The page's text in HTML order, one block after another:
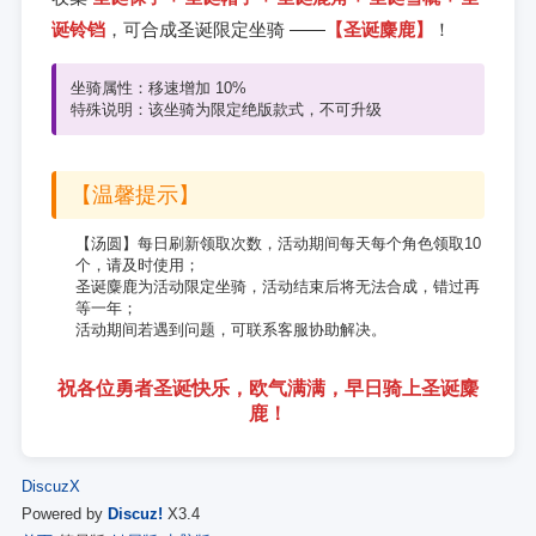
诞铃铛 ，可合成圣诞限定坐骑 —— 【圣诞麋鹿】 ！
坐骑属性：移速增加 10%
特殊说明：该坐骑为限定绝版款式，不可升级
【温馨提示】
【汤圆】每日刷新领取次数，活动期间每天每个角色领取10
个，请及时使用；
圣诞麋鹿为活动限定坐骑，活动结束后将无法合成，错过再
等一年；
活动期间若遇到问题，可联系客服协助解决。
祝各位勇者圣诞快乐，欧气满满，早日骑上圣诞麋
鹿！
DiscuzX
Powered by Discuz! X3.4